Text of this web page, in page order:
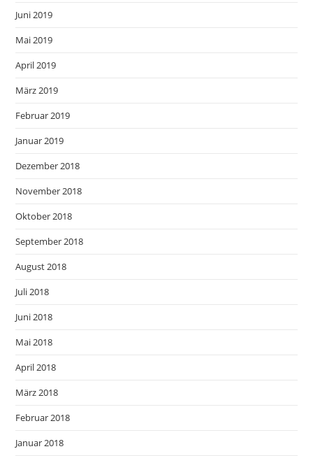
Juni 2019
Mai 2019
April 2019
März 2019
Februar 2019
Januar 2019
Dezember 2018
November 2018
Oktober 2018
September 2018
August 2018
Juli 2018
Juni 2018
Mai 2018
April 2018
März 2018
Februar 2018
Januar 2018